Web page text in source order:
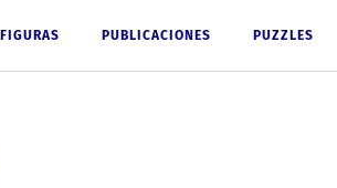
FIGURAS PUBLICACIONES PUZZLES